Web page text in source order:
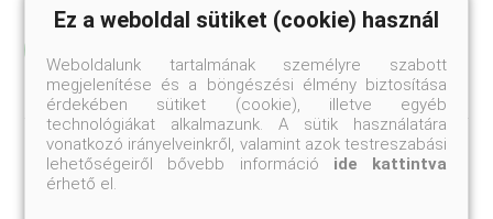
Ez a weboldal sütiket (cookie) használ
Weboldalunk tartalmának személyre szabott
megjelenítése és a böngészési élmény biztosítása
érdekében sütiket (cookie), illetve egyéb
technológiákat alkalmazunk. A sütik használatára
vonatkozó irányelveinkről, valamint azok testreszabási
lehetőségeiről bővebb információ ide kattintva
érhető el.